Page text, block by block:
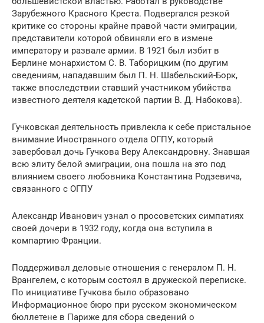
Зарубежного Красного Креста. Подвергался резкой
критике со стороны крайне правой части эмиграции,
представители которой обвиняли его в измене
императору и развале армии. В 1921 был избит в
Берлине монархистом С. В. Таборицким (по другим
сведениям, нападавшим был П. Н. Шабельский-Борк,
также впоследствии ставший участником убийства
известного деятеля кадетской партии В. Д. Набокова).
Гучковская деятельность привлекла к себе пристальное
внимание Иностранного отдела ОГПУ, который
завербовал дочь Гучкова Веру Александровну. Знавшая
всю элиту белой эмиграции, она пошла на это под
влиянием своего любовника Константина Родзевича,
связанного с ОГПУ
Александр Иванович узнал о просоветских симпатиях
своей дочери в 1932 году, когда она вступила в
компартию Франции.
Поддерживал деловые отношения с генералом П. Н.
Врангелем, с которым состоял в дружеской переписке.
По инициативе Гучкова было образовано
Информационное бюро при русском экономическом
бюллетене в Париже для сбора сведений о